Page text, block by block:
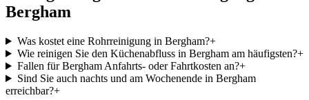
Bergham
Was kostet eine Rohrreinigung in Bergham?+
Wie reinigen Sie den Küchenabfluss in Bergham am häufigsten?+
Fallen für Bergham Anfahrts- oder Fahrtkosten an?+
Sind Sie auch nachts und am Wochenende in Bergham
erreichbar?+